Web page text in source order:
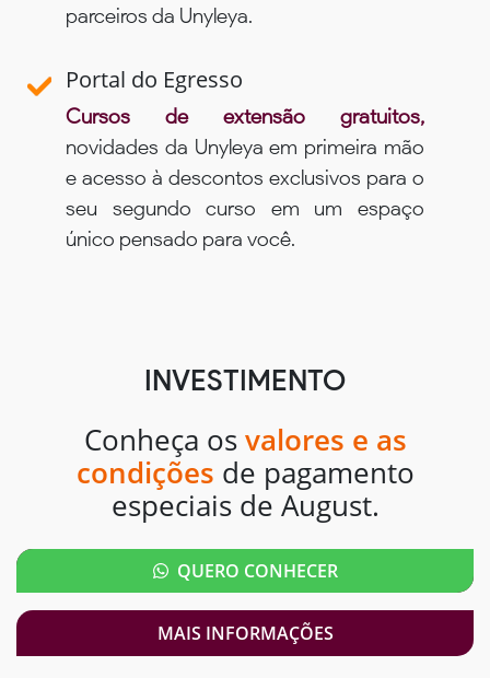
parceiros da Unyleya.
Portal do Egresso
Cursos de extensão gratuitos,
novidades da Unyleya em primeira mão
e acesso à descontos exclusivos para o
seu segundo curso em um espaço
único pensado para você.
INVESTIMENTO
Conheça os valores e as
condições de pagamento
especiais de August.
QUERO CONHECER
MAIS INFORMAÇÕES